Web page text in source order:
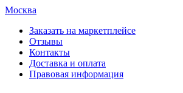
Москва
Заказать на маркетплейсе
Отзывы
Контакты
Доставка и оплата
Правовая информация